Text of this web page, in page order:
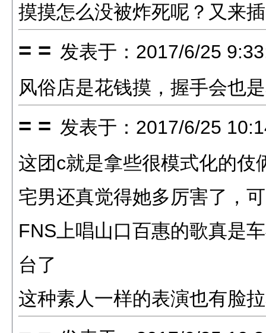
摸摸怎么没被炸死呢？又来
= = 发表于：2017/6/25
风俗店是花钱摸，握手会也
= = 发表于：2017/6/25
这团c就是拿些很模式化的伎
宅男还真觉得她多厉害了，
FNS上唱山口百惠的歌真是
台了
这种素人一样的表演也有脸